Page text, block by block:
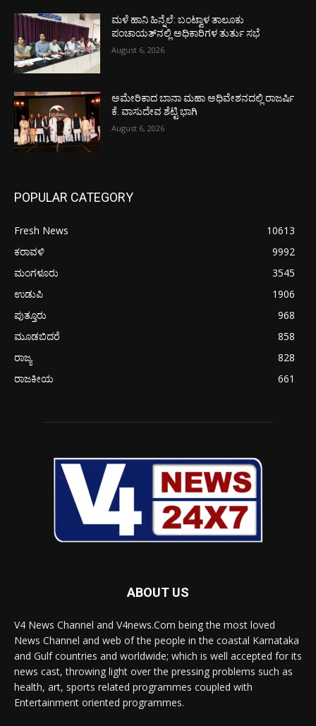
ಮಳೆ ಹಾನಿ ಹಿನ್ನೆಲೆ: ಬಂಟ್ವಾಳ ತಾಲೂಕು
ಪಂಚಾಯತ್‌ನಲ್ಲಿ ಅಧಿಕಾರಿಗಳ ತುರ್ತು ಸಭೆ
August 6, 2026
ಅಮೇರಿಕಾದ ಬಾನಾ ಮಹಾ ಅಧಿವೇಶನದಲ್ಲಿ ರಾಜರ್ಷಿ
ಕೆ. ವಾಸುದೇವ ಶೆಟ್ಟಿ ಭಾಗಿ
August 6, 2026
POPULAR CATEGORY
Fresh News
10613
ಕರಾವಳಿ
9992
ಮಂಗಳೂರು
3545
ಉಡುಪಿ
1906
ಪುತ್ತೂರು
968
ಮೂಡಬಿದರೆ
858
ರಾಜ್ಯ
828
ರಾಜಕೀಯ
661
ABOUT US
V4 News Channel and V4news.Com being the most loved
News Channel and web of the people in the coastal Karnataka
and Gulf countries and worldwide; which is well accepted for its
news cast, throwing light over the pressing problems such as
health, art, sports related programmes coupled with
Entertainment oriented programmes.